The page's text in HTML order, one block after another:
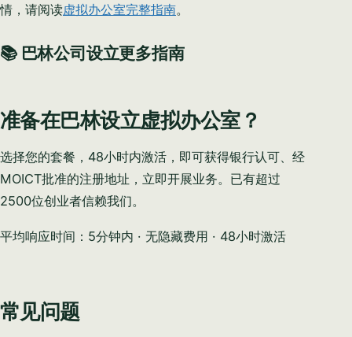
情，请阅读虚拟办公室完整指南。
📚 巴林公司设立更多指南
准备在巴林设立虚拟办公室？
选择您的套餐，48小时内激活，即可获得银行认可、经
MOICT批准的注册地址，立即开展业务。已有超过
2500位创业者信赖我们。
平均响应时间：5分钟内 · 无隐藏费用 · 48小时激活
常见问题